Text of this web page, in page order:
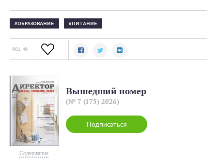
ОБРАЗОВАНИЕ ПИТАНИЕ
981
Содержание
Подписаться
Вышедший номер
(№ 7 (175) 2026)